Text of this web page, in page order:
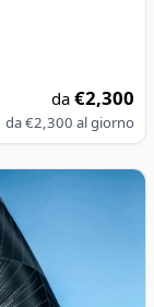
da€2,300
da€2,300 al giorno
11 (2021)